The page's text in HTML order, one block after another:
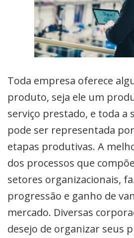
Toda empresa oferece
produto, seja ele um
serviço prestado, e toda a
pode ser representada
etapas produtivas. A
dos processos que
setores organizacionais,
progressão e ganho de
mercado. Diversas
desejo de organizar seus